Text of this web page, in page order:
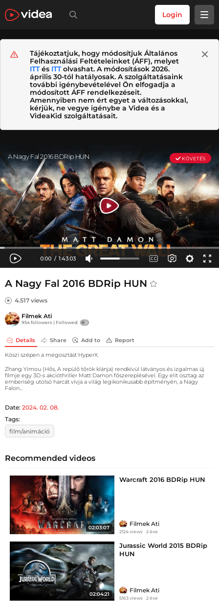
Login
Tájékoztatjuk, hogy módosítjuk Általános
Felhasználási Feltételeinket (ÁFF), melyet
ITTés ITTolvashat. A módosítások 2026.
április 30-tól hatályosak. A szolgáltatásaink
további igénybevételével Ön elfogadja a
módosított ÁFF rendelkezéseit.
Amennyiben nem ért egyet a változásokkal,
kérjük, ne vegye igénybe a Videa és a
VideaKid szolgáltatásait.
A Nagy Fal 2016 BDRip HUN
4.517 views
Filmek Ati
954 followers | Followed:
Details Share Add to Report
Köszi szépen a megosztást HyperX.
Zhang Yimou (Hős, A repülő tőrök klánja) rendkívül látványos és izgalmas új
filmje egy 3D-s akcióthriller Matt Damon főszereplésével. Egy elit osztag az
emberiség utolsó harcát vívja a világ legikonikusabb építményén, a Nagy
Falon...
Date: 2024. 02. 08.
Tags:
film/animáció
Recommended videos
02:03:07
Warcraft 2016 BDRip HUN
Filmek Ati
2124 views 2 éve
02:04:21
Jurassic World 2015 BDRip
HUN
Filmek Ati
5163 views 2 éve